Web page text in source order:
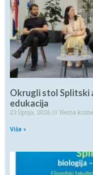
Okrugli stol Splitski
edukacija
23 lipnja, 2026 Nema
Više »